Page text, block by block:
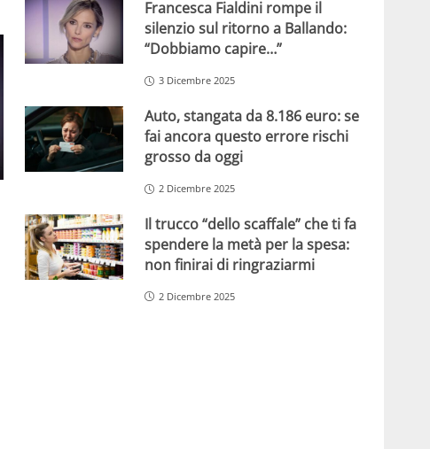
Francesca Fialdini rompe il
silenzio sul ritorno a Ballando:
“Dobbiamo capire…”
3 Dicembre 2025
Auto, stangata da 8.186 euro: se
fai ancora questo errore rischi
grosso da oggi
2 Dicembre 2025
Il trucco “dello scaffale” che ti fa
spendere la metà per la spesa:
non finirai di ringraziarmi
2 Dicembre 2025